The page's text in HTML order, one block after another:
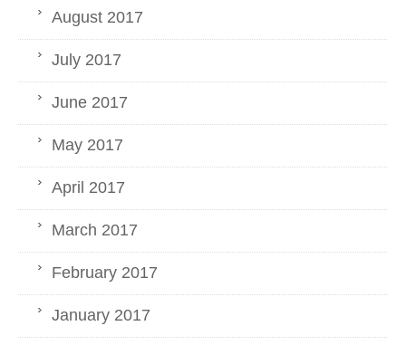
August 2017
July 2017
June 2017
May 2017
April 2017
March 2017
February 2017
January 2017